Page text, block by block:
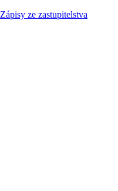
Zápisy ze zastupitelstva